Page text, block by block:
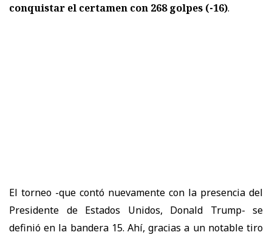
conquistar el certamen con 268 golpes (-16).
El torneo -que contó nuevamente con la presencia del
Presidente de Estados Unidos, Donald Trump- se
definió en la bandera 15. Ahí, gracias a un notable tiro